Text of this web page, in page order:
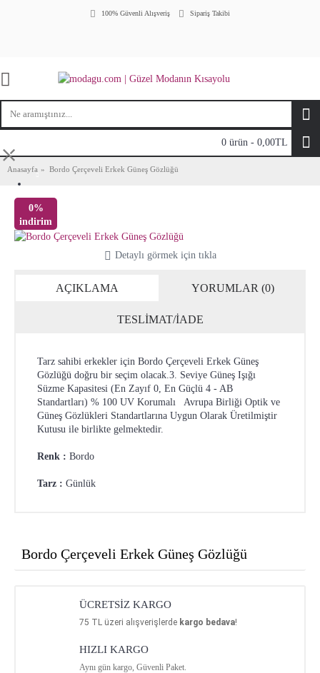
100% Güvenli Alışveriş Sipariş Takibi
⤬
0 ürün - 0,00TL
Anasayfa Bordo Çerçeveli Erkek Güneş Gözlüğü
0%
indirim
Detaylı görmek için tıkla
AÇIKLAMA YORUMLAR (0)
TESLİMAT/İADE
Tarz sahibi erkekler için Bordo Çerçeveli Erkek Güneş
Gözlüğü doğru bir seçim olacak.3. Seviye Güneş Işığı
Süzme Kapasitesi (En Zayıf 0, En Güçlü 4 - AB
Standartları) % 100 UV Korumalı Avrupa Birliği Optik ve
Güneş Gözlükleri Standartlarına Uygun Olarak Üretilmiştir
Kutusu ile birlikte gelmektedir.
Renk : Bordo
Tarz : Günlük
Bordo Çerçeveli Erkek Güneş Gözlüğü
ÜCRETSİZ KARGO
75 TL üzeri alışverişlerde kargo bedava!
HIZLI KARGO
Aynı gün kargo, Güvenli Paket.